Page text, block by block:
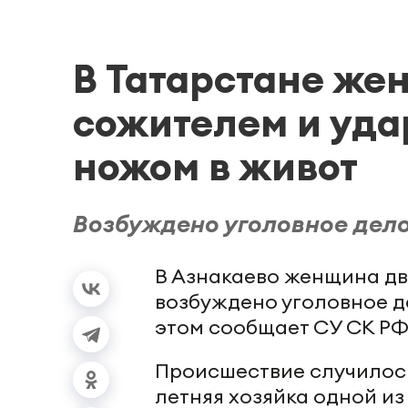
В Татарстане
сожителем и
ножом в живот
Возбуждено уголовное
В Азнакаево женщина
возбуждено уголовное
этом сообщает СУ СК
Происшествие
летняя хозяйка одной